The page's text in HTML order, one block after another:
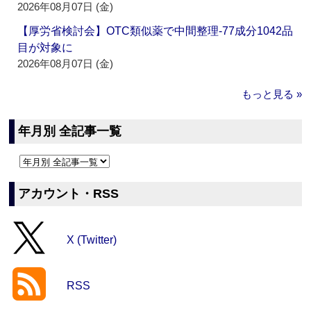
2026年08月07日 (金)
【厚労省検討会】OTC類似薬で中間整理‐77成分1042品
目が対象に
2026年08月07日 (金)
もっと見る »
年月別 全記事一覧
アカウント・RSS
X (Twitter)
RSS